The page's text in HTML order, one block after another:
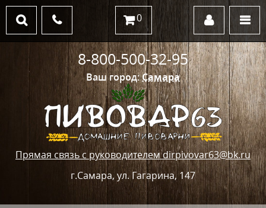
Ваш город:Самара
Прямая связь с руководителем dirpivovar63@bk.ru
г.Самара, ул. Гагарина, 147
8-800-500-32-95
0